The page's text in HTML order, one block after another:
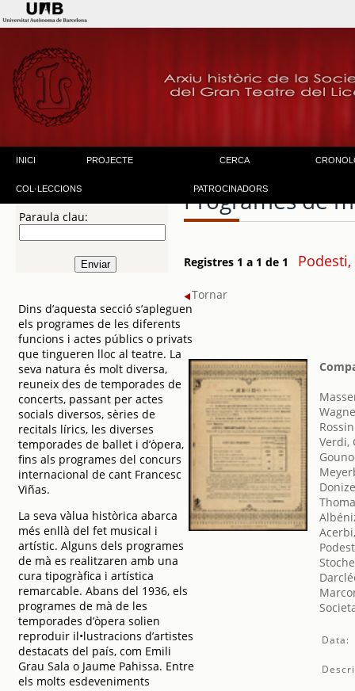
INICI PROJECTE CERCA
COL·LECCIONS PATROCINADORS
Paraula clau:
Dins d’aquesta secció s’apleguen
els programes de les diferents
funcions i actes públics o privats
que tingueren lloc al teatre. La
seva natura és molt diversa,
reuneix des de temporades de
concerts, passant per actes
socials diversos, sèries de
recitals lírics, les diverses
temporades de ballet i d’òpera,
fins als programes del concurs
internacional de cant Francesc
Viñas.
La seva vàlua històrica abarca
més enllà del fet musical i
artístic. Alguns dels programes
de mà es realitzaren amb una
cura tipogràfica i artística
remarcable. Abans del 1936, els
programes de mà de les
temporades d’òpera solien
reproduir il•lustracions d’artistes
destacats del país, com Emili
Grau Sala o Jaume Pahissa. Entre
els molts esdeveniments
Programes de
Registres 1 a 1 de 1
Tornar
Verdi,
Data: